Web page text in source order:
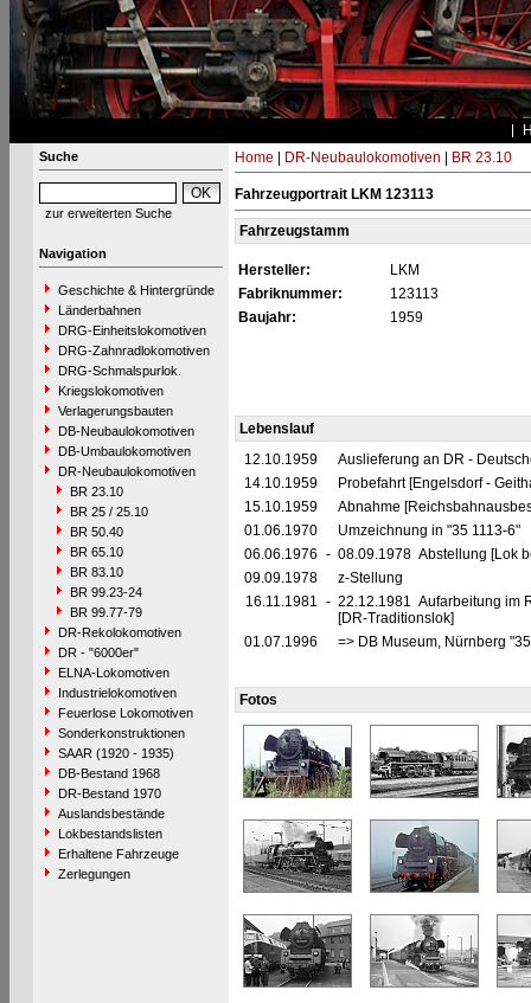
Suche
zur erweiterten Suche
Navigation
Geschichte & Hintergründe
Länderbahnen
DRG-Einheitslokomotiven
DRG-Zahnradlokomotiven
DRG-Schmalspurlok.
Kriegslokomotiven
Verlagerungsbauten
DB-Neubaulokomotiven
DB-Umbaulokomotiven
DR-Neubaulokomotiven
BR 23.10
BR 25 / 25.10
BR 50.40
BR 65.10
BR 83.10
BR 99.23-24
BR 99.77-79
DR-Rekolokomotiven
DR - "6000er"
ELNA-Lokomotiven
Industrielokomotiven
Feuerlose Lokomotiven
Sonderkonstruktionen
SAAR (1920 - 1935)
DB-Bestand 1968
DR-Bestand 1970
Auslandsbestände
Lokbestandslisten
Erhaltene Fahrzeuge
Zerlegungen
Home DR-Neubaulokomotiven BR 23.10
Fahrzeugportrait LKM 123113
Fahrzeugstamm
Hersteller:
LKM
Fabriknummer:
123113
Baujahr:
1959
Lebenslauf
12.10.1959
Auslieferung an DR -
14.10.1959
Probefahrt [Engelsdorf -
15.10.1959
Abnahme
01.06.1970
Umzeichnung in "35 1113-6"
06.06.1976 - 08.09.1978 Abstellung [Lok
09.09.1978
z-Stellung
16.11.1981 - 22.12.1981 Aufarbeitung im
[DR-Traditionslok]
01.07.1996
=> DB Museum, Nürnberg
Fotos